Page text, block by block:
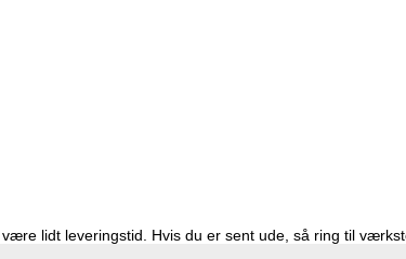
lidt leveringstid. Hvis du er sent ude, så ring til